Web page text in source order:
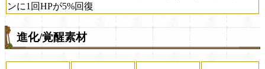
ンに1回HPが5%回復
進化/覚醒素材